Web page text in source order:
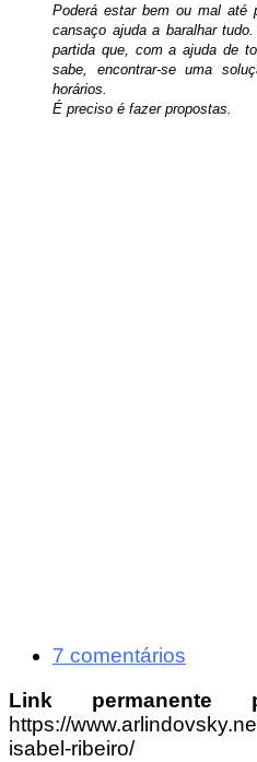
Poderá estar bem ou mal até
cansaço ajuda a baralhar
partida que, com a ajuda de
sabe, encontrar-se uma
horários.
É preciso é fazer propostas.
7 comentários
Link permanente
https://
isabel-ribeiro/